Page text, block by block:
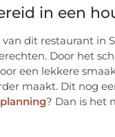
in een
dit restaurant in
Door het
een lekkere
maakt. Dit nog
? Dan is het